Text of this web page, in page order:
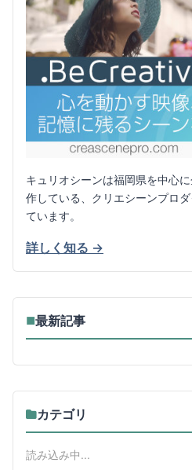
キュリオシーンは福岡県を中心
作している、クリエシーンプロ
ています。
詳しく知る →
■最新記事
カテゴリ
読み込み中...